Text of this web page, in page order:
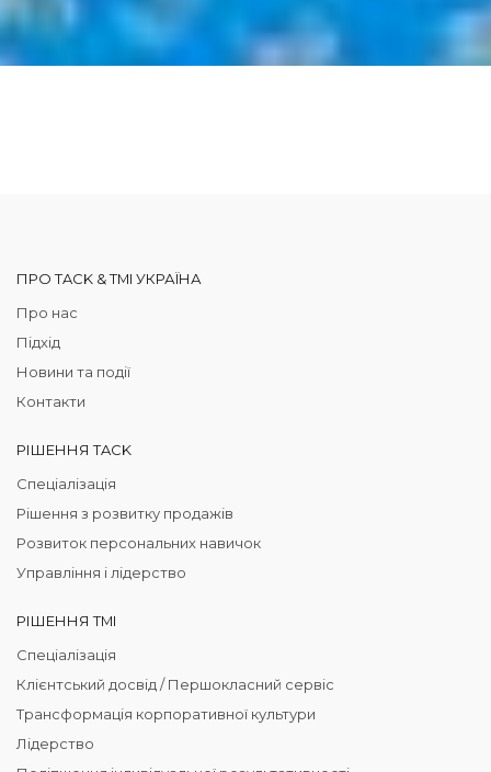
ПРО TACK & TMI УКРАЇНА
Про нас
Підхід
Новини та події
Контакти
РІШЕННЯ TACK
Спеціалізація
Рішення з розвитку продажів
Розвиток персональних навичок
Управління і лідерство
РІШЕННЯ TMI
Спеціалізація
Клієнтський досвід / Першокласний сервіс
Трансформація корпоративної культури
Лідерство